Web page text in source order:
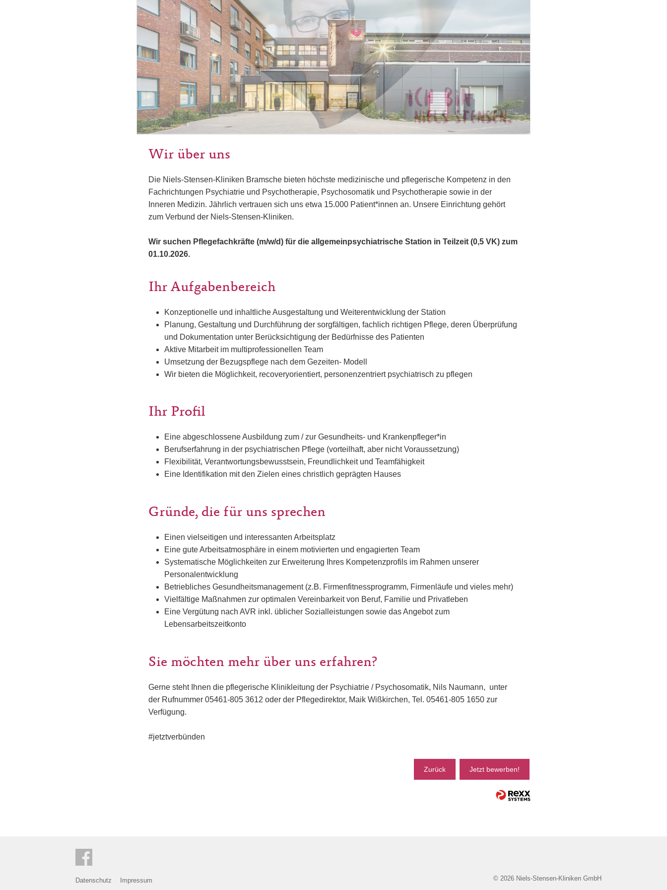
Wir über uns
Die Niels-Stensen-Kliniken Bramsche bieten höchste medizinische und pflegerische Kompetenz in den
Fachrichtungen Psychiatrie und Psychotherapie, Psychosomatik und Psychotherapie sowie in der
Inneren Medizin. Jährlich vertrauen sich uns etwa 15.000 Patient*innen an. Unsere Einrichtung gehört
zum Verbund der Niels-Stensen-Kliniken.
Wir suchen Pflegefachkräfte (m/w/d) für die allgemeinpsychiatrische Station in Teilzeit (0,5 VK) zum
01.10.2026.
Ihr Aufgabenbereich
Konzeptionelle und inhaltliche Ausgestaltung und Weiterentwicklung der Station
Planung, Gestaltung und Durchführung der sorgfältigen, fachlich richtigen Pflege, deren Überprüfung
und Dokumentation unter Berücksichtigung der Bedürfnisse des Patienten
Aktive Mitarbeit im multiprofessionellen Team
Umsetzung der Bezugspflege nach dem Gezeiten- Modell
Wir bieten die Möglichkeit, recoveryorientiert, personenzentriert psychiatrisch zu pflegen
Ihr Profil
Eine abgeschlossene Ausbildung zum / zur Gesundheits- und Krankenpfleger*in
Berufserfahrung in der psychiatrischen Pflege (vorteilhaft, aber nicht Voraussetzung)
Flexibilität, Verantwortungsbewusstsein, Freundlichkeit und Teamfähigkeit
Eine Identifikation mit den Zielen eines christlich geprägten Hauses
Gründe, die für uns sprechen
Einen vielseitigen und interessanten Arbeitsplatz
Eine gute Arbeitsatmosphäre in einem motivierten und engagierten Team
Systematische Möglichkeiten zur Erweiterung Ihres Kompetenzprofils im Rahmen unserer
Personalentwicklung
Betriebliches Gesundheitsmanagement (z.B. Firmenfitnessprogramm, Firmenläufe und vieles mehr)
Vielfältige Maßnahmen zur optimalen Vereinbarkeit von Beruf, Familie und Privatleben
Eine Vergütung nach AVR inkl. üblicher Sozialleistungen sowie das Angebot zum
Lebensarbeitszeitkonto
Sie möchten mehr über uns erfahren?
Gerne steht Ihnen die pflegerische Klinikleitung der Psychiatrie / Psychosomatik, Nils Naumann, unter
der Rufnummer 05461-805 3612 oder der Pflegedirektor, Maik Wißkirchen, Tel. 05461-805 1650 zur
Verfügung.
#jetztverbünden
Zurück Jetzt bewerben!
© 2026 Niels-Stensen-Kliniken GmbH
Datenschutz Impressum